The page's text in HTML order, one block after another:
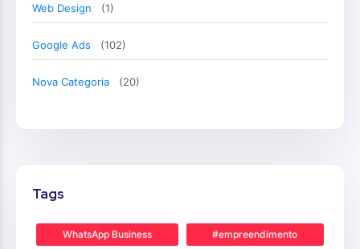
Web Design (1)
Google Ads (102)
Nova Categoria (20)
Tags
WhatsApp Business #empreendimento